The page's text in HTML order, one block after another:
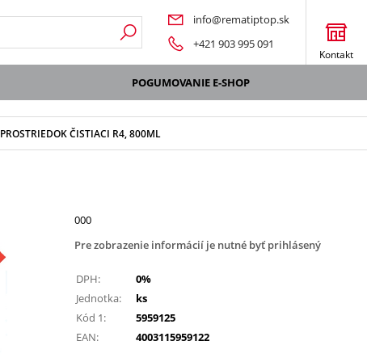
info@rematiptop.sk
+421 903 995 091
Kontakt
POGUMOVANIE E-SHOP
PROSTRIEDOK ČISTIACI R4, 800ML
000
Pre zobrazenie informácií je nutné byť prihlásený
DPH:
0%
Jednotka:
ks
Kód 1:
5959125
EAN:
4003115959122